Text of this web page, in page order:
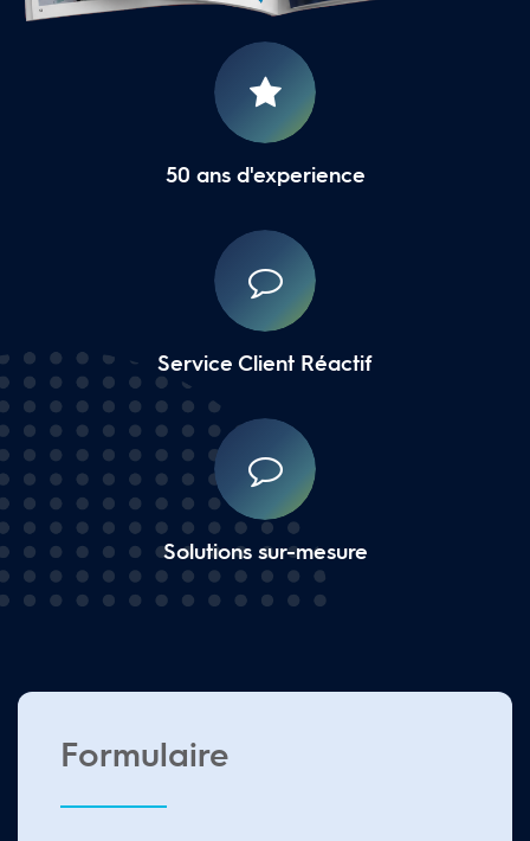
50 ans d'experience
Service Client Réactif
Solutions sur-mesure
Formulaire